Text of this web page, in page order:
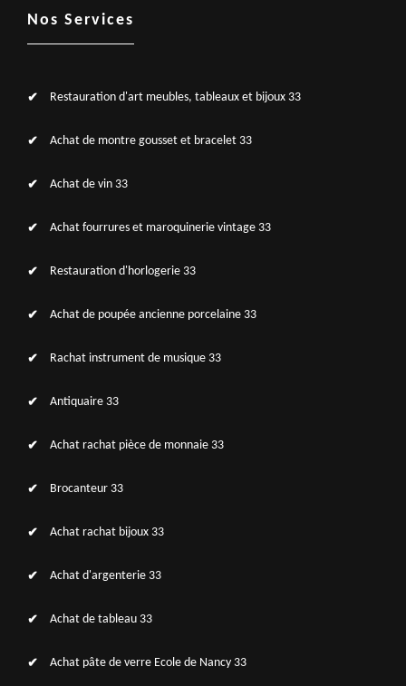
Nos Services
Restauration d'art meubles, tableaux et bijoux 33
Achat de montre gousset et bracelet 33
Achat de vin 33
Achat fourrures et maroquinerie vintage 33
Restauration d'horlogerie 33
Achat de poupée ancienne porcelaine 33
Rachat instrument de musique 33
Antiquaire 33
Achat rachat pièce de monnaie 33
Brocanteur 33
Achat rachat bijoux 33
Achat d'argenterie 33
Achat de tableau 33
Achat pâte de verre Ecole de Nancy 33